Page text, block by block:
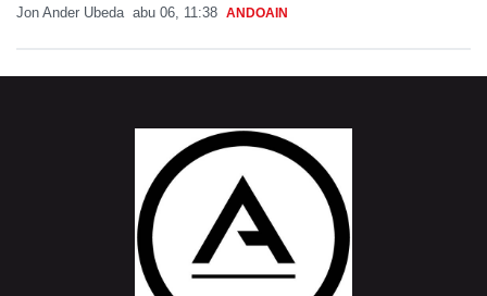
Jon Ander Ubeda abu 06, 11:38 ANDOAIN